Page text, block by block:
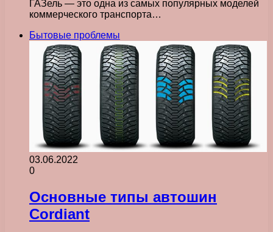
ГАЗель — это одна из самых популярных моделей
коммерческого транспорта…
Бытовые проблемы
03.06.2022
0
Основные типы автошин
Cordiant